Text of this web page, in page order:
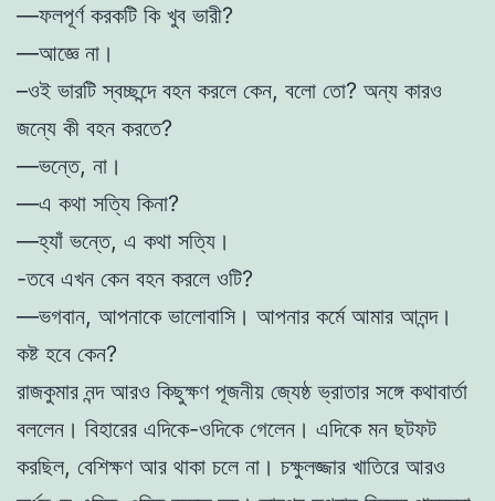
—ফলপূর্ণ করকটি কি খুব ভারী?
—আজ্ঞে না।
–ওই ভারটি স্বচ্ছন্দে বহন করলে কেন, বলো তো? অন্য কারও
জন্যে কী বহন করতে?
—ভন্তে, না।
—এ কথা সত্যি কিনা?
—হ্যাঁ ভন্তে, এ কথা সত্যি।
-তবে এখন কেন বহন করলে ওটি?
—ভগবান, আপনাকে ভালোবাসি। আপনার কর্মে আমার আনন্দ।
কষ্ট হবে কেন?
রাজকুমার নন্দ আরও কিছুক্ষণ পূজনীয় জ্যেষ্ঠ ভ্রাতার সঙ্গে কথাবার্তা
বললেন। বিহারের এদিকে-ওদিকে গেলেন। এদিকে মন ছটফট
করছিল, বেশিক্ষণ আর থাকা চলে না। চক্ষুলজ্জার খাতিরে আরও